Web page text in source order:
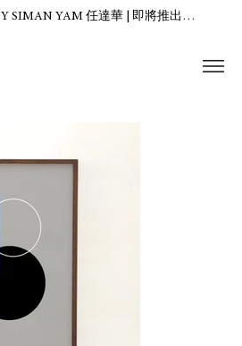
SIMAN YAM 任達華 | 即將推出…